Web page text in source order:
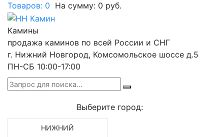
Товаров: 0 На сумму: 0 руб.
Камины
продажа каминов по всей России и СНГ
г. Нижний Новгород, Комсомольское шоссе д.5
ПН-СБ 10:00-17:00
Выберите город:
НИЖНИЙ